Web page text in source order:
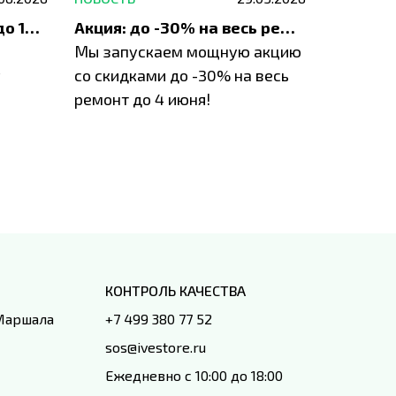
До 1200 ₽ на ремонт и до 1500 ₽ на покупку техники Apple
Акция: до -30% на весь ремонт техники Apple
Мы запускаем мощную акцию
со скидками до -30% на весь
ремонт до 4 июня!
КОНТРОЛЬ КАЧЕСТВА
+7 499 380 77 52
sos@ivestore.ru
Ежедневно с 10:00 до 18:00